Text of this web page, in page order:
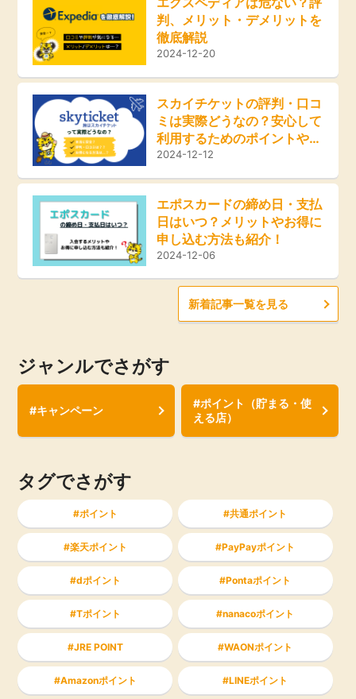
カード比較
毎日ゲット
特集一覧
GMOポイ活の使い方
ヘルプセンター
ふるさと納税
判、メリット・デメリットを
徹底解説
2024-12-20
スカイチケットの評判・口コ
ミは実際どうなの？安心して
利用するためのポイントやお
得な方法をご紹介！
2024-12-12
エポスカードの締め日・支払
日はいつ？メリットやお得に
申し込む方法も紹介！
2024-12-06
新着記事一覧を見る
ジャンルでさがす
#キャンペーン
#ポイント（貯まる・使
える店）
タグでさがす
ポイント 共通ポイント
楽天ポイント PayPayポイント
dポイント Pontaポイント
Tポイント nanacoポイント
JRE POINT WAONポイント
Amazonポイント LINEポイント